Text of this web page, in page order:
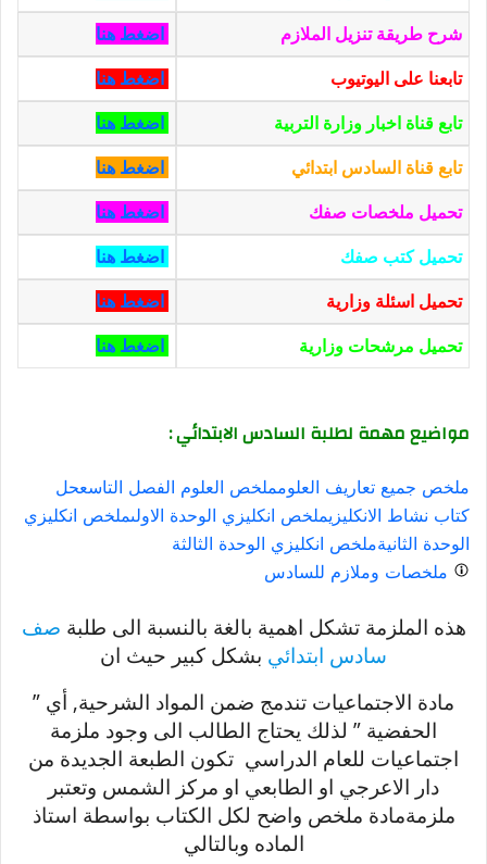
شرح طريقة تنزيل الملازم اضغط هنا
تابعنا على اليوتيوب اضغط هنا
تابع قناة اخبار وزارة التربية اضغط هنا
تابع قناة السادس ابتدائي اضغط هنا
تحميل ملخصات صفك اضغط هنا
تحميل كتب صفك اضغط هنا
تحميل اسئلة وزارية اضغط هنا
تحميل مرشحات وزارية اضغط هنا
مواضيع مهمة لطلبة السادس الابتدائي :
ملخص جميع تعاريف العلومملخص العلوم الفصل التاسعحل
كتاب نشاط الانكليزيملخص انكليزي الوحدة الاولىملخص انكليزي
الوحدة الثانيةملخص انكليزي الوحدة الثالثة
ملخصات وملازم للسادس
هذه الملزمة تشكل اهمية بالغة بالنسبة الى طلبة صف
سادس ابتدائي بشكل كبير حيث ان
مادة الاجتماعيات تندمج ضمن المواد الشرحية, أي ”
الحفضية ” لذلك يحتاج الطالب الى وجود ملزمة
اجتماعيات للعام الدراسي تكون الطبعة الجديدة من
دار الاعرجي او الطابعي او مركز الشمس وتعتبر
ملزمةمادة ملخص واضح لكل الكتاب بواسطة استاذ
الماده وبالتالي